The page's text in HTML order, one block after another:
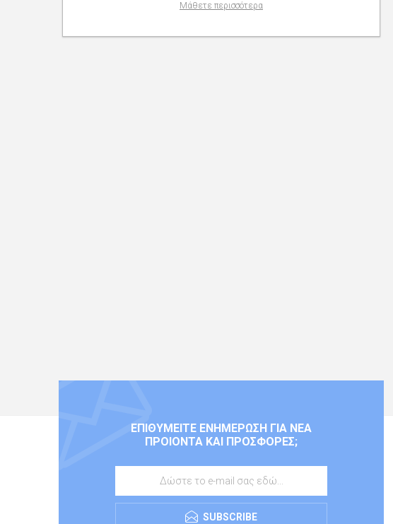
ΕΠΙΘΥΜΕΊΤΕ ΕΝΗΜΈΡΩΣΗ ΓΙΑ ΝΈΑ
ΠΡΟΙΌΝΤΑ ΚΑΙ ΠΡΟΣΦΟΡΈΣ;
SUBSCRIBE
Μάθετε περισσότερα